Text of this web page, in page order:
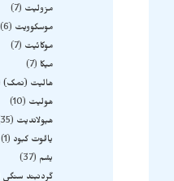
مزولیت
7
موسکوویت
6
موکائیت
7
میکا
7
هالیت (نمک)
هولیت
10
هیولاندیت
35
یاقوت کبود
1
یشم
37
گردنبند سنگی